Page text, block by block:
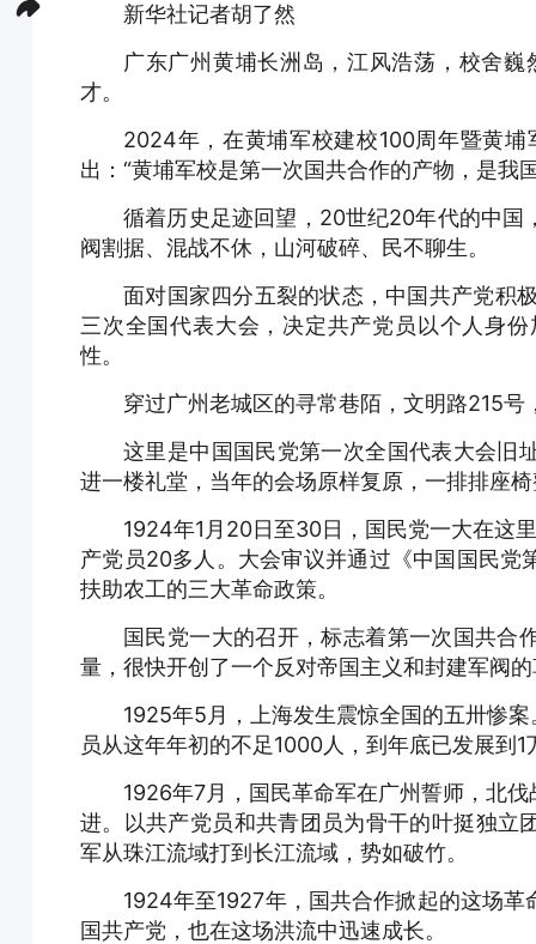
新华社记者胡了然
广东广州黄埔长洲岛，江风浩荡，校舍
才。
2024年，在黄埔军校建校100周年暨黄
出：“黄埔军校是第一次国共合作的产物，是我
循着历史足迹回望，20世纪20年代的中国
阀割据、混战不休，山河破碎、民不聊生。
面对国家四分五裂的状态，中国共产党积
三次全国代表大会，决定共产党员以个人身
性。
穿过广州老城区的寻常巷陌，文明路215
这里是中国国民党第一次全国代表大会旧
进一楼礼堂，当年的会场原样复原，一排排座
1924年1月20日至30日，国民党一大在这
产党员20多人。大会审议并通过《中国国民
扶助农工的三大革命政策。
国民党一大的召开，标志着第一次国共合
量，很快开创了一个反对帝国主义和封建军阀
1925年5月，上海发生震惊全国的五卅惨
员从这年年初的不足1000人，到年底已发展到1
1926年7月，国民革命军在广州誓师，北
进。以共产党员和共青团员为骨干的叶挺独立
军从珠江流域打到长江流域，势如破竹。
1924年至1927年，国共合作掀起的这场
国共产党，也在这场洪流中迅速成长。